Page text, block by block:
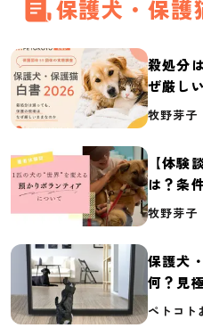
保護犬・保護
殺処分
ぜ厳し
体の実
牧野芽子
【体験
は？条
介
牧野芽子
保護犬
何？見
要なも
ペトコト